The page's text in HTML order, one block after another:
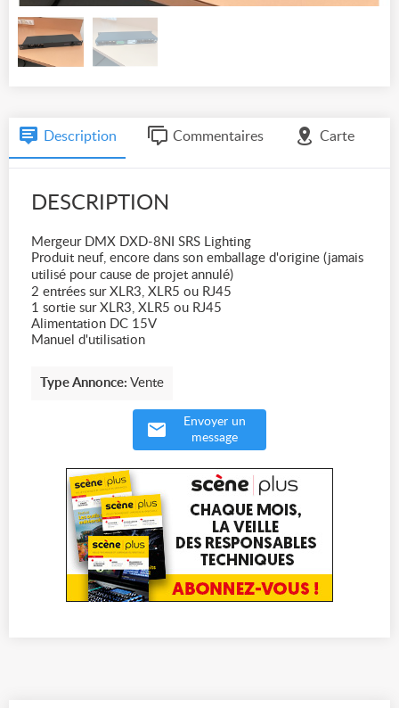
Description Commentaires Carte
DESCRIPTION
Mergeur DMX DXD-8NI SRS Lighting
Produit neuf, encore dans son emballage d'origine (jamais
utilisé pour cause de projet annulé)
2 entrées sur XLR3, XLR5 ou RJ45
1 sortie sur XLR3, XLR5 ou RJ45
Alimentation DC 15V
Manuel d'utilisation
Type Annonce: Vente
Envoyer un
message